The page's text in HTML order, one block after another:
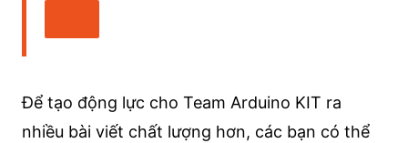
Để tạo động lực cho Team Arduino KIT ra
nhiều bài viết chất lượng hơn, các bạn có thể